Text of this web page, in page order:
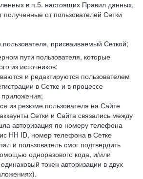
в п.5. настоящих Правил данных,
от пользователей Сетки
пользователя, присваиваемый Сеткой;
пути пользователя, которые
из источников:
и редактируются пользователем
в Сетке и в процессе
приложения;
из резюме пользователя на Сайте
Сетки и Сайта связались между
авторизация по номеру телефона
HH ID, номер телефона в Сетке
и пользователь смог подтвердить
одноразового кода, и/или
токен авторизации в двух